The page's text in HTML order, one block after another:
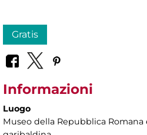
Gratis
Informazioni
Luogo
Museo della Repubblica